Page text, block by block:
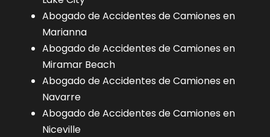
Abogado de Accidentes de Camiones en
Marianna
Abogado de Accidentes de Camiones en
Miramar Beach
Abogado de Accidentes de Camiones en
Navarre
Abogado de Accidentes de Camiones en
Niceville